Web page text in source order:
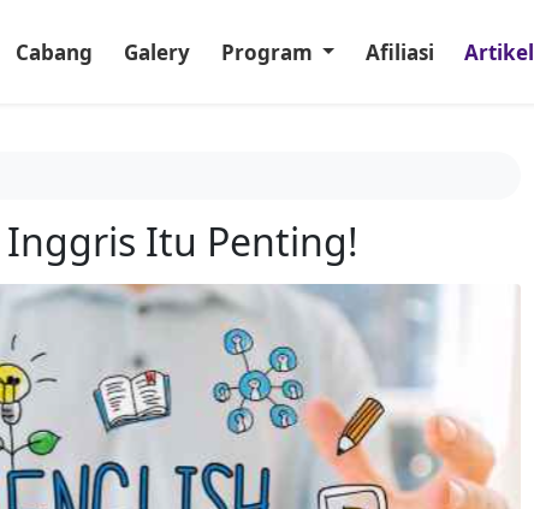
Cabang Galery Program Afiliasi Artikel
Inggris Itu Penting!